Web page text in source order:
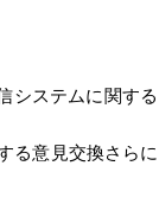
システムに関する
意見交換さらに